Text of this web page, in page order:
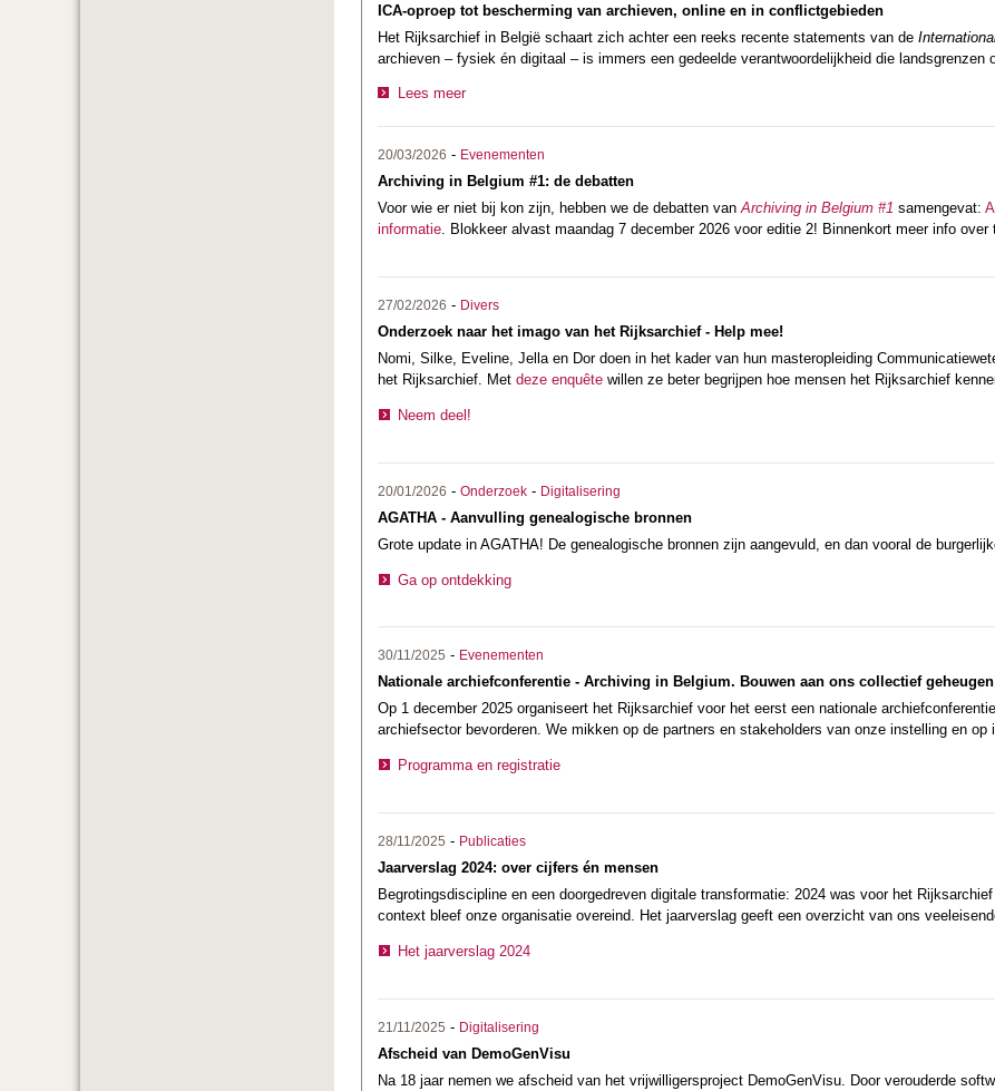
ICA-oproep tot bescherming van archieven, online en in conflictgebieden
Het Rijksarchief in België schaart zich achter een reeks recente statements van de
archieven – fysiek én digitaal – is immers een gedeelde verantwoordelijkheid die landsgrenzen
Lees meer
20/03/2026 - Evenementen
Archiving in Belgium #1: de debatten
Voor wie er niet bij kon zijn, hebben we de debatten vanArchiving in Belgium #1 samengevat:
informatie. Blokkeer alvast maandag 7 december 2026 voor editie 2! Binnenkort meer info over
27/02/2026 - Divers
Onderzoek naar het imago van het Rijksarchief - Help mee!
Nomi, Silke, Eveline, Jella en Dor doen in het kader van hun masteropleiding
het Rijksarchief. Met deze enquêtewillen ze beter begrijpen hoe mensen het Rijksarchief
Neem deel!
20/01/2026 - Onderzoek- Digitalisering
AGATHA - Aanvulling genealogische bronnen
Grote update in AGATHA! De genealogische bronnen zijn aangevuld, en dan vooral de
Ga op ontdekking
30/11/2025 - Evenementen
Nationale archiefconferentie - Archiving in Belgium. Bouwen aan ons collectief
Op 1 december 2025 organiseert het Rijksarchief voor het eerst een nationale
archiefsector bevorderen. We mikken op de partners en stakeholders van onze instelling en
Programma en registratie
28/11/2025 - Publicaties
Jaarverslag 2024: over cijfers én mensen
Begrotingsdiscipline en een doorgedreven digitale transformatie: 2024 was voor het
context bleef onze organisatie overeind. Het jaarverslag geeft een overzicht van ons
Het jaarverslag 2024
21/11/2025 - Digitalisering
Afscheid van DemoGenVisu
Na 18 jaar nemen we afscheid van het vrijwilligersproject DemoGenVisu. Door verouderde